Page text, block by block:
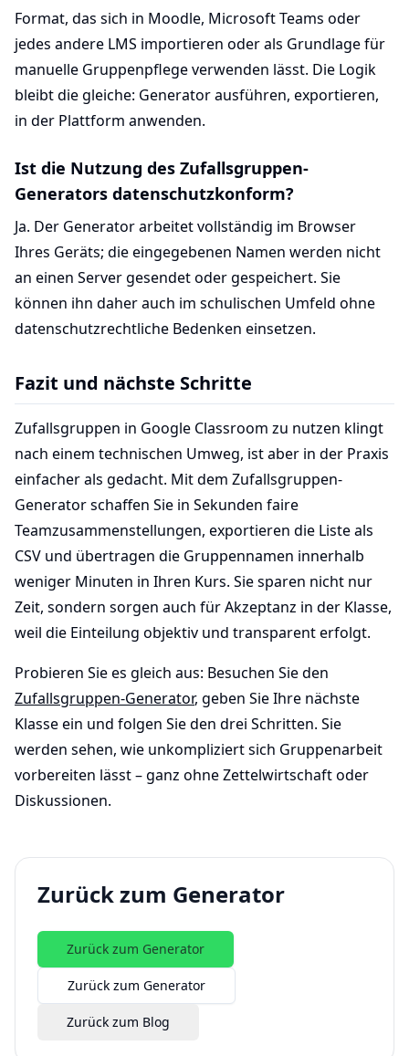
Format, das sich in Moodle, Microsoft Teams oder
jedes andere LMS importieren oder als Grundlage für
manuelle Gruppenpflege verwenden lässt. Die Logik
bleibt die gleiche: Generator ausführen, exportieren,
in der Plattform anwenden.
Ist die Nutzung des Zufallsgruppen-
Generators datenschutzkonform?
Ja. Der Generator arbeitet vollständig im Browser
Ihres Geräts; die eingegebenen Namen werden nicht
an einen Server gesendet oder gespeichert. Sie
können ihn daher auch im schulischen Umfeld ohne
datenschutzrechtliche Bedenken einsetzen.
Fazit und nächste Schritte
Zufallsgruppen in Google Classroom zu nutzen klingt
nach einem technischen Umweg, ist aber in der Praxis
einfacher als gedacht. Mit dem Zufallsgruppen-
Generator schaffen Sie in Sekunden faire
Teamzusammenstellungen, exportieren die Liste als
CSV und übertragen die Gruppennamen innerhalb
weniger Minuten in Ihren Kurs. Sie sparen nicht nur
Zeit, sondern sorgen auch für Akzeptanz in der Klasse,
weil die Einteilung objektiv und transparent erfolgt.
Probieren Sie es gleich aus: Besuchen Sie den
Zufallsgruppen-Generator, geben Sie Ihre nächste
Klasse ein und folgen Sie den drei Schritten. Sie
werden sehen, wie unkompliziert sich Gruppenarbeit
vorbereiten lässt – ganz ohne Zettelwirtschaft oder
Diskussionen.
Zurück zum Generator
Zurück zum Generator
Zurück zum Generator
Zurück zum Blog